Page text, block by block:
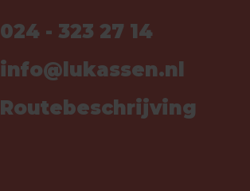
024 - 323 27 14
info@lukassen.nl
Routebeschrijving